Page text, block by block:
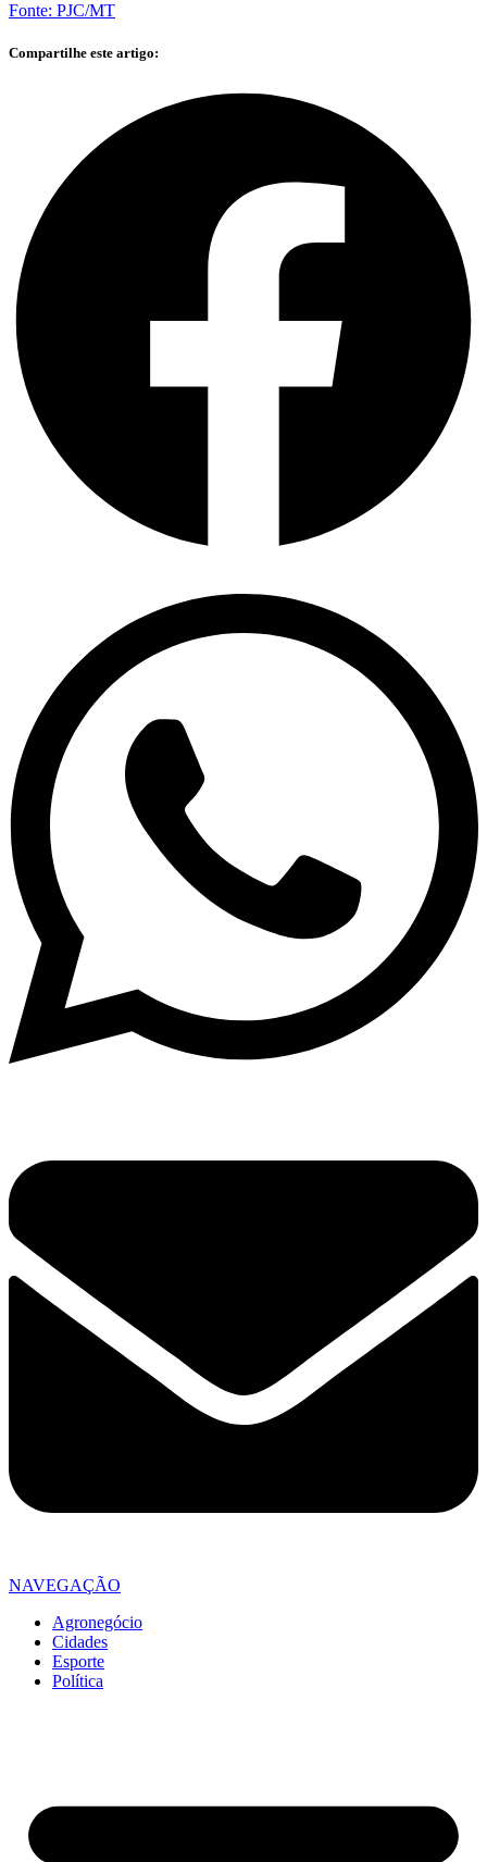
Fonte: PJC/MT
Compartilhe este artigo:
NAVEGAÇÃO
Agronegócio
Cidades
Esporte
Política